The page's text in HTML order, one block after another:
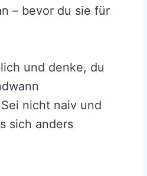
– bevor du sie für
und denke, du
nicht naiv und
sich anders